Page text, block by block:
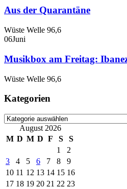
Aus der Quarantäne
Wüste Welle 96,6
06Juni
Musikbox am Freitag:
Wüste Welle 96,6
Kategorien
Kategorien
August 2026
M D M D F S
S
1
2
3
4 5 6 7 8
9
10 11 12 13 14 15 16
17 18 19 20 21 22 23